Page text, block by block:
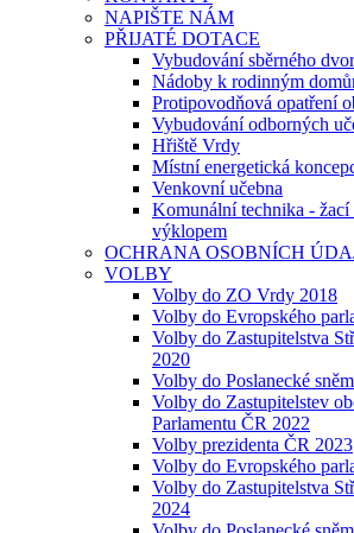
NAPIŠTE NÁM
PŘIJATÉ DOTACE
Vybudování sběrného
Nádoby k rodinným
Protipovodňová opatření
Vybudování odborných
Hřiště Vrdy
Místní energetická
Venkovní učebna
Komunální technika -
výklopem
OCHRANA OSOBNÍCH
VOLBY
Volby do ZO Vrdy 2018
Volby do Evropského
Volby do Zastupitelstva
2020
Volby do Poslanecké
Volby do Zastupitelstev
Parlamentu ČR 2022
Volby prezidenta ČR 2023
Volby do Evropského
Volby do Zastupitelstva
2024